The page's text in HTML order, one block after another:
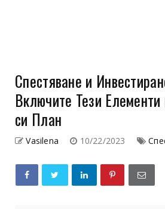
Спестяване и
Включите Тези
си План
Vasilena 10/22/2023